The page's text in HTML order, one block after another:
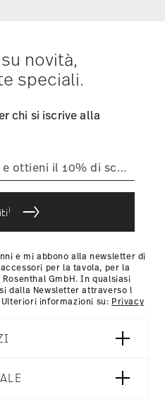
novità,
speciali.
chi si iscrive alla
i
e mi abbono alla newsletter di
per la tavola, per la
GmbH. In qualsiasi
dalla Newsletter attraverso l
informazioni su: Privacy